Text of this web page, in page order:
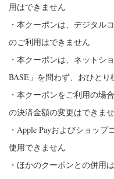
用はできません
・本クーポンは、デジタル
のご利用はできません
・本クーポンは、ネットシ
BASE」を問わず、おひとり
・本クーポンをご利用の場合
の決済金額の変更はできま
・Apple Payおよびショップ
使用できません
・ほかのクーポンとの併用